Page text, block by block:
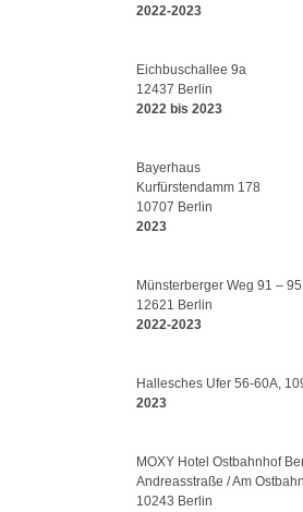
2022-2023
Eichbuschallee 9a
12437 Berlin
2022 bis 2023
Bayerhaus
Kurfürstendamm 178
10707 Berlin
2023
Münsterberger Weg 91 – 95
12621 Berlin
2022-2023
Hallesches Ufer 56-60A,
2023
MOXY Hotel Ostbahnhof
Andreasstraße / Am
10243 Berlin